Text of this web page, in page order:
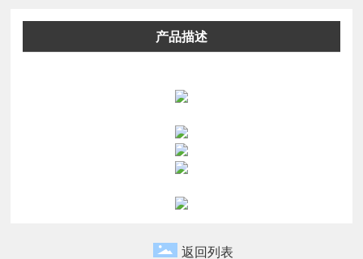
产品描述
返回列表